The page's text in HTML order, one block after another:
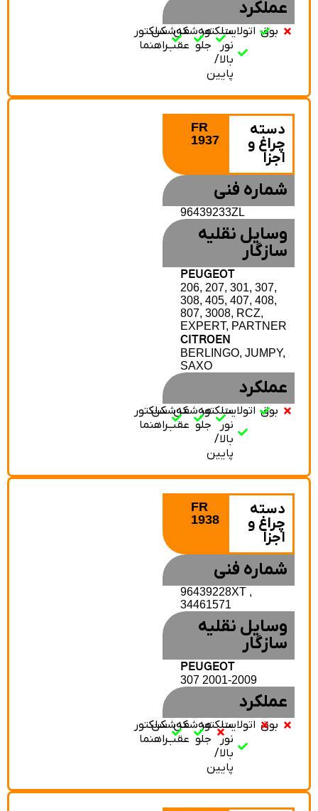
عملکرد
بوق اتولایتسلکتور
نور
بالا/
پایین
مه‌شکن
جلو
مه‌شکن
عقب
سلکتور
راهنما
دسته
چراغ و
1937
شماره فنی
96439233ZL
وسایل نقلیه
سازگار
PEUGEOT
206, 207, 301, 307,
308, 405, 407, 408,
807, 3008, RCZ,
EXPERT, PARTNER
CITROEN
BERLINGO, JUMPY,
SAXO
عملکرد
بوق اتولایتسلکتور
نور
بالا/
پایین
مه‌شکن
جلو
مه‌شکن
عقب
سلکتور
راهنما
دسته
چراغ و
1938
شماره فنی
96439228XT ,
34461571
وسایل نقلیه
سازگار
PEUGEOT
307 2001-2009
عملکرد
بوق اتولایتسلکتور
نور
بالا/
پایین
مه‌شکن
جلو
مه‌شکن
عقب
سلکتور
راهنما